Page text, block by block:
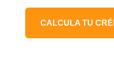
CALCULA TU